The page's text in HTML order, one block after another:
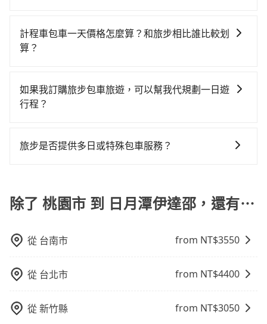
tripool！如果你是獨自一人乘車，也可參考tripool的拼
車共乘服務，最多可再節省50%的交通費用。
或九人座可供選擇，而且無人租車最令人詬病的就是車
況，打開車門才發現仍有上一組乘客遺留的垃圾或者撞
用戶卻遲遲尚未歸還，又或者要還車時卻偏偏找不到停
車位，對於急著用車或者要載其他乘客的人來說就有不
上下車地點仍有段距離，在遇到下雨天或者載行李時，
或服務品質上，tripool都是你從桃園市到日月潭伊達邵
的最佳選擇。
的詳細資料，將於乘車前一晚八點透過SMS和EMAIL提
供。一旦付款完畢，tripool保證出車。一般建議出發前
後乘車，四小時前仍能預約。
繫好安全帶，如四歲以下或身高不足的幼童無法正常綁
安全帶，則需使用嬰兒/兒童座椅或輔以增高墊。如有幼
如有新生兒需要0~1歲的嬰兒後向汽座，可先向客服人員
確認庫存再行租用，每個300元。當然，更鼓勵父母自行
計程車包車一天價格怎麼算？和旅步相比誰比較划
算？
格通常是根據時間或距離來計算，而且在不同城市和地
區，價格可能有所不同。另外，計程車包車價格也可能
下，旅步的包車服務價格相對更為透明和具體，一般是
如果我訂購旅步包車旅遊，可以幫我代規劃一日遊
行程？
時還沒有規劃行程的服務。
旅步是否提供多日或特殊包車服務？
除了 桃園市 到 日月潭伊達邵，還有⋯
從 台南市 from NT$3550
從 台北市 from NT$4400
從新竹縣 from NT$3050